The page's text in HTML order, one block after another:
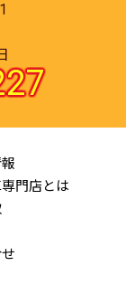
門店とは